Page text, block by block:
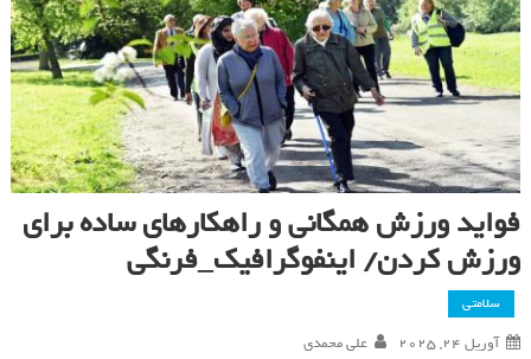
فواید ورزش همگانی و راهکارهای ساده برای
ورزش کردن/ اینفوگرافیک_فرنگی
سلامتی
آوریل 24, 2025 علی محمدی